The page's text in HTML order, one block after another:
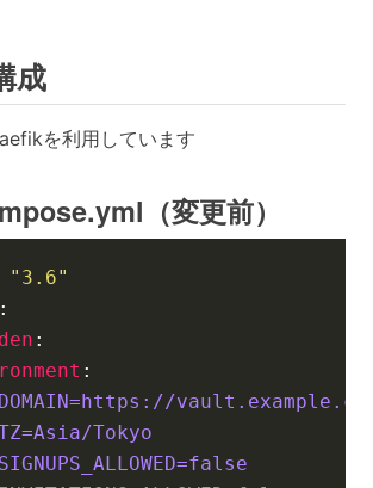
成
を利用しています
（変更前）
"3.6"
:
:
:
DOMAIN=https://
Tokyo
SIGNUPS_ALLOWED=false